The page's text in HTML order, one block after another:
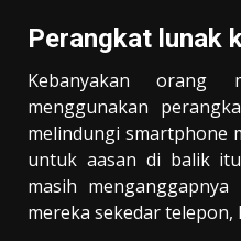
Perangkat lunak
Kebanyakan orang
menggunakan
melindungi smartphone
untuk aasan di balik
masih
mereka sekedar